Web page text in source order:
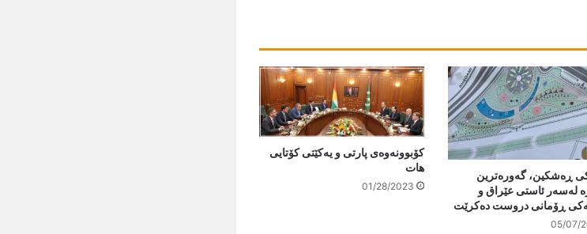
ڕەشکین، گەورەترین
لەسەر ئاستى عێراق و
ڕۆمانی دروست دەکرێت
05/07/
کۆبوونەوەی پارتی و یەکێتی کۆتایی
هات
01/28/2023